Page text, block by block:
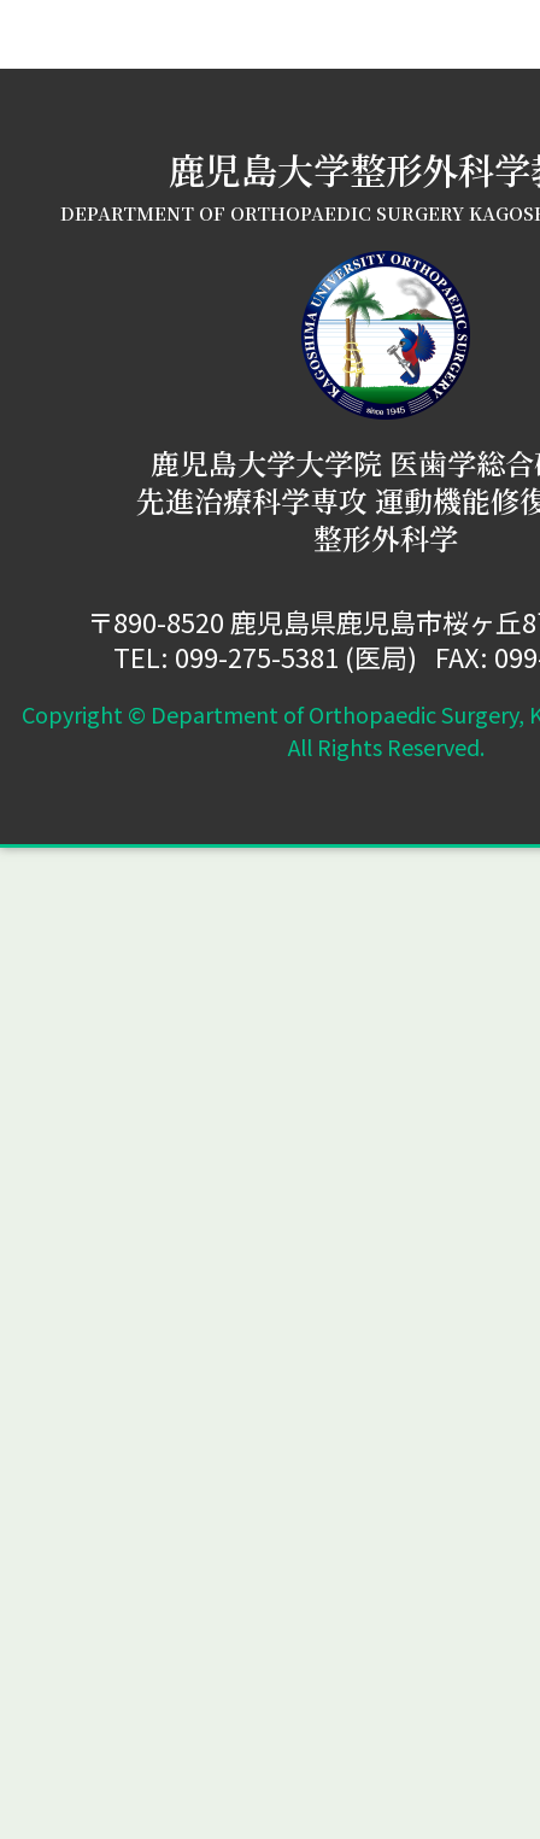
鹿児島大学整形外科
DEPARTMENT OF ORTHOPAEDIC SURGERY
鹿児島大学大学院 医歯学総
先進治療科学専攻 運動機能修
整形外科学
〒890-8520 鹿児島県鹿児島市桜ヶ丘
TEL: 099-275-5381 (医局) FAX:
Copyright © Department of Orthopaedic Surgery,
All Rights Reserved.